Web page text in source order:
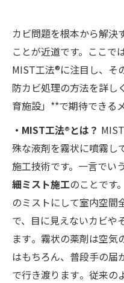
カビ問題を根本から解決
ことが近道です。ここで
MIST工法®に注目し、そ
防カビ処理の方法を詳し
育施設」**で期待できる
・MIST工法®とは？
殊な液剤を霧状に噴霧し
施工技術です。一言でいう
細ミスト施工のことです
のミストにして室内空間
で、目に見えないカビや
ます​。霧状の薬剤は空気
はもちろん、普段手の届
で行き渡ります​。従来の